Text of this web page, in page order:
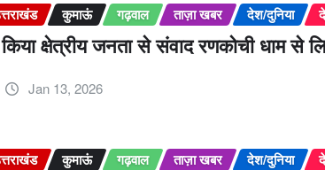
कुमाऊं गढ़वाल ताज़ा खबर देश/दुनिया
किया क्षेत्रीय जनता से संवाद रणकोची धाम से
Jan 13, 2026
कुमाऊं गढ़वाल ताज़ा खबर देश/दुनिया